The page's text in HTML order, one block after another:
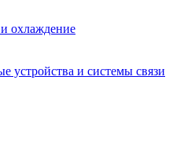
охлаждение
устройства и системы связи